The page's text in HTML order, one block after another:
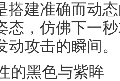
搭建准确而动
态，仿佛下一
攻击的瞬间。
的黑色与紫眸